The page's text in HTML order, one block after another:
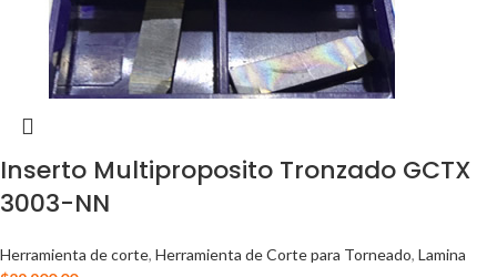
Inserto Multiproposito Tronzado GCTX
3003-NN
Herramienta de corte, Herramienta de Corte para Torneado, Lamina